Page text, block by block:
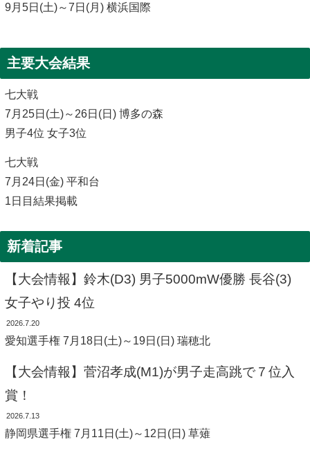
9月5日(土)～7日(月) 横浜国際
主要大会結果
七大戦
7月25日(土)～26日(日) 博多の森
男子4位 女子3位
七大戦
7月24日(金) 平和台
1日目結果掲載
新着記事
【大会情報】鈴木(D3) 男子5000mW優勝 長谷(3)
女子やり投 4位
2026.7.20
愛知選手権 7月18日(土)～19日(日) 瑞穂北
【大会情報】菅沼孝成(M1)が男子走高跳で７位入
賞！
2026.7.13
静岡県選手権 7月11日(土)～12日(日) 草薙